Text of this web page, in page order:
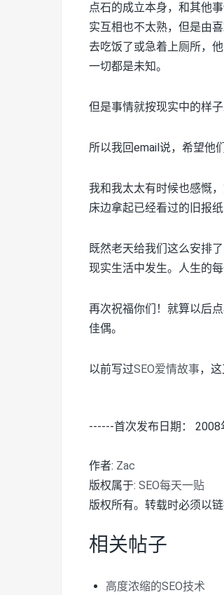
点石的成立本身，和其他
实互相也不太熟，但是由
去吃饭了或急着上厕所，
一切都是未知。
但是事情就按现实中的样子
所以我回email说，希望他
我和我太太有时候也感慨
床边拿起已经看过的旧报
既然老天给我们这么安排
现实生活中发生。人生的
再次祝福你们！就算以后
佳偶。
以前写过SEO爱情故事，
------首次发布日期： 2008
作者: Zac
版权属于: SEO每天一贴
版权所有。转载时必须以
相关帖子
高度浓缩的SEO技术